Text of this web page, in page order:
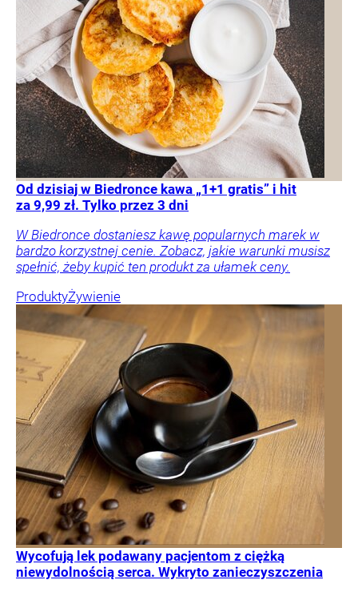
Od dzisiaj w Biedronce kawa „1+1 gratis” i hit
za 9,99 zł. Tylko przez 3 dni
W Biedronce dostaniesz kawę popularnych marek w
bardzo korzystnej cenie. Zobacz, jakie warunki musisz
spełnić, żeby kupić ten produkt za ułamek ceny.
ProduktyŻywienie
Wycofują lek podawany pacjentom z ciężką
niewydolnością serca. Wykryto zanieczyszczenia